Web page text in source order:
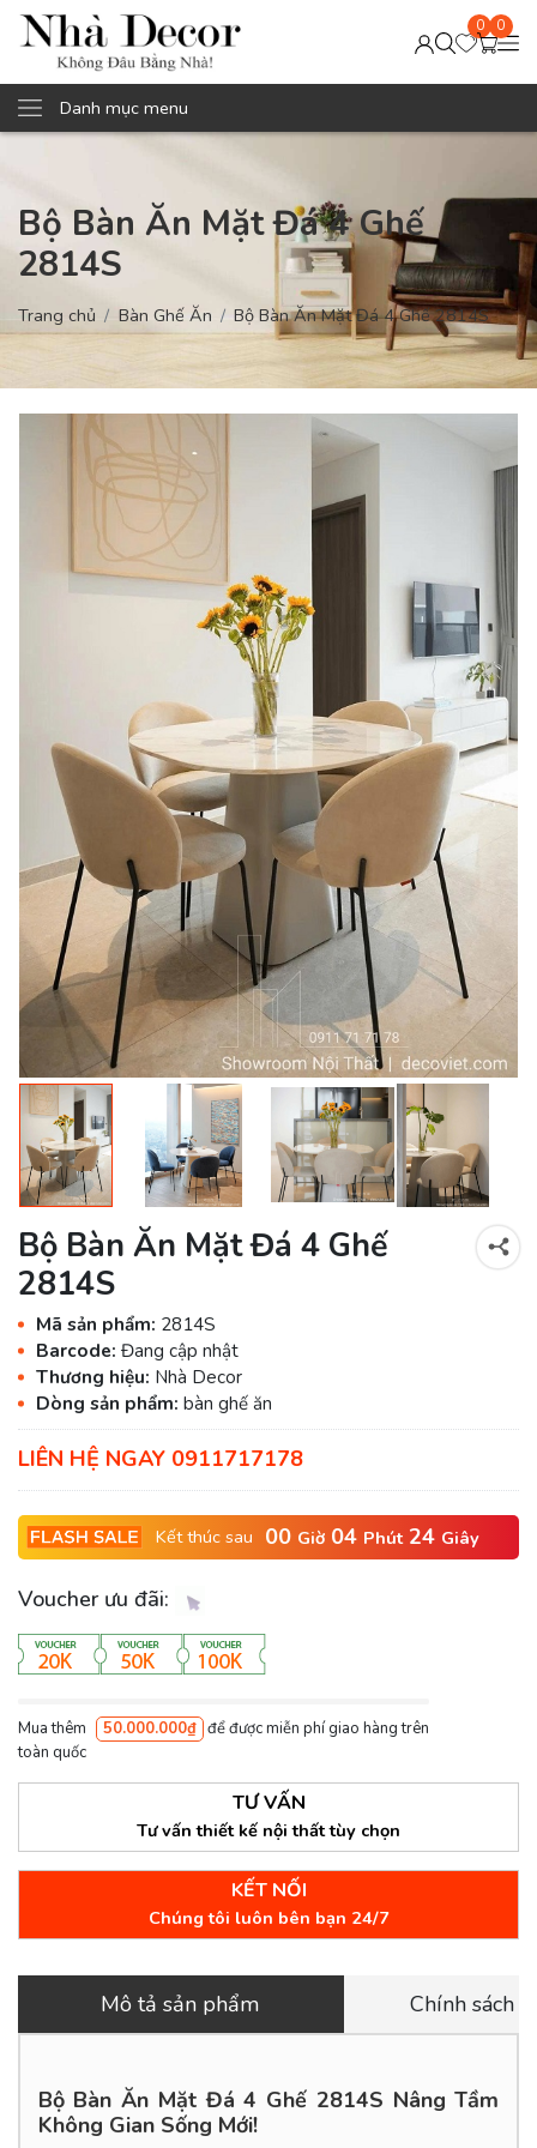
0 0
Danh mục menu
Bộ Bàn Ăn Mặt Đá 4 Ghế
2814S
Trang chủ Bàn Ghế Ăn Bộ Bàn Ăn Mặt Đá 4 Ghế 2814S
Bộ Bàn Ăn Mặt Đá 4 Ghế
2814S
Mã sản phẩm: 2814S
Barcode: Đang cập nhật
Thương hiệu: Nhà Decor
Dòng sản phẩm: bàn ghế ăn
LIÊN HỆ NGAY 0911717178
Kết thúc sau 00 Giờ 04 Phút 23 Giây
Voucher ưu đãi:
Mua thêm 50.000.000₫ để được miễn phí giao hàng trên
toàn quốc
TƯ VẤN
Tư vấn thiết kế nội thất tùy chọn
KẾT NỐI
Chúng tôi luôn bên bạn 24/7
Mô tả sản phẩm Chính sách
Bộ Bàn Ăn Mặt Đá 4 Ghế 2814S Nâng Tầm
Không Gian Sống Mới!